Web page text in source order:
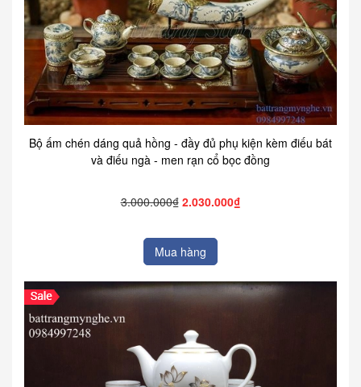
Bộ ấm chén dáng quả hồng - đầy đủ phụ kiện kèm điếu bát
và điếu ngà - men rạn cổ bọc đồng
3.000.000₫ 2.030.000₫
Mua hàng